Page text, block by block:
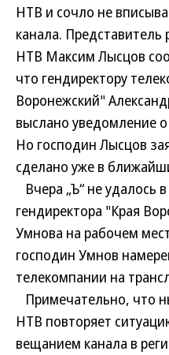
НТВ и сочло не
канала.
НТВ Максим Лысцов
что гендиректору
Воронежский"
выслано уведомление
Но господин Лысцов
сделано уже в
Вчера „Ъ“ не удалось
гендиректора "Края
Умнова на рабочем
господин Умнов
телекомпании на
Примечательно, что
НТВ повторяет
вещанием канала в